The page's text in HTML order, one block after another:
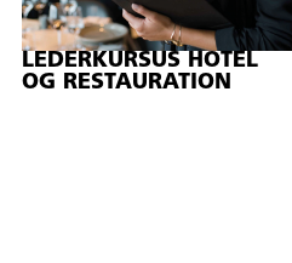
LEDERKURSUS HOTEL
OG RESTAURATION